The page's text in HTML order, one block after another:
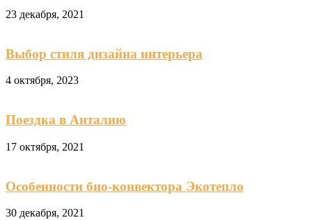
23 декабря, 2021
Выбор стиля дизайна интерьера
4 октября, 2023
Поездка в Анталию
17 октября, 2021
Особенности био-конвектора Экотепло
30 декабря, 2021